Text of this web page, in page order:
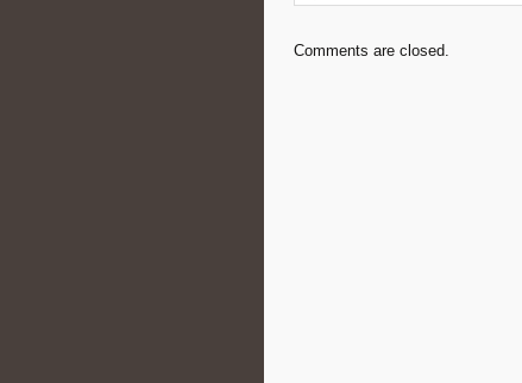
Comments are closed.